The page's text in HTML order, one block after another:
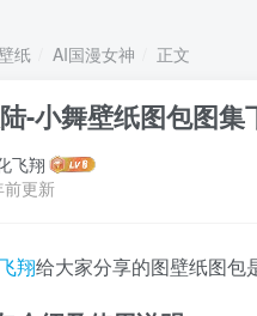
纸 AI国漫女神 正文
-小舞壁纸图包图集
飞翔
前更新
翔给大家分享的图壁纸图包